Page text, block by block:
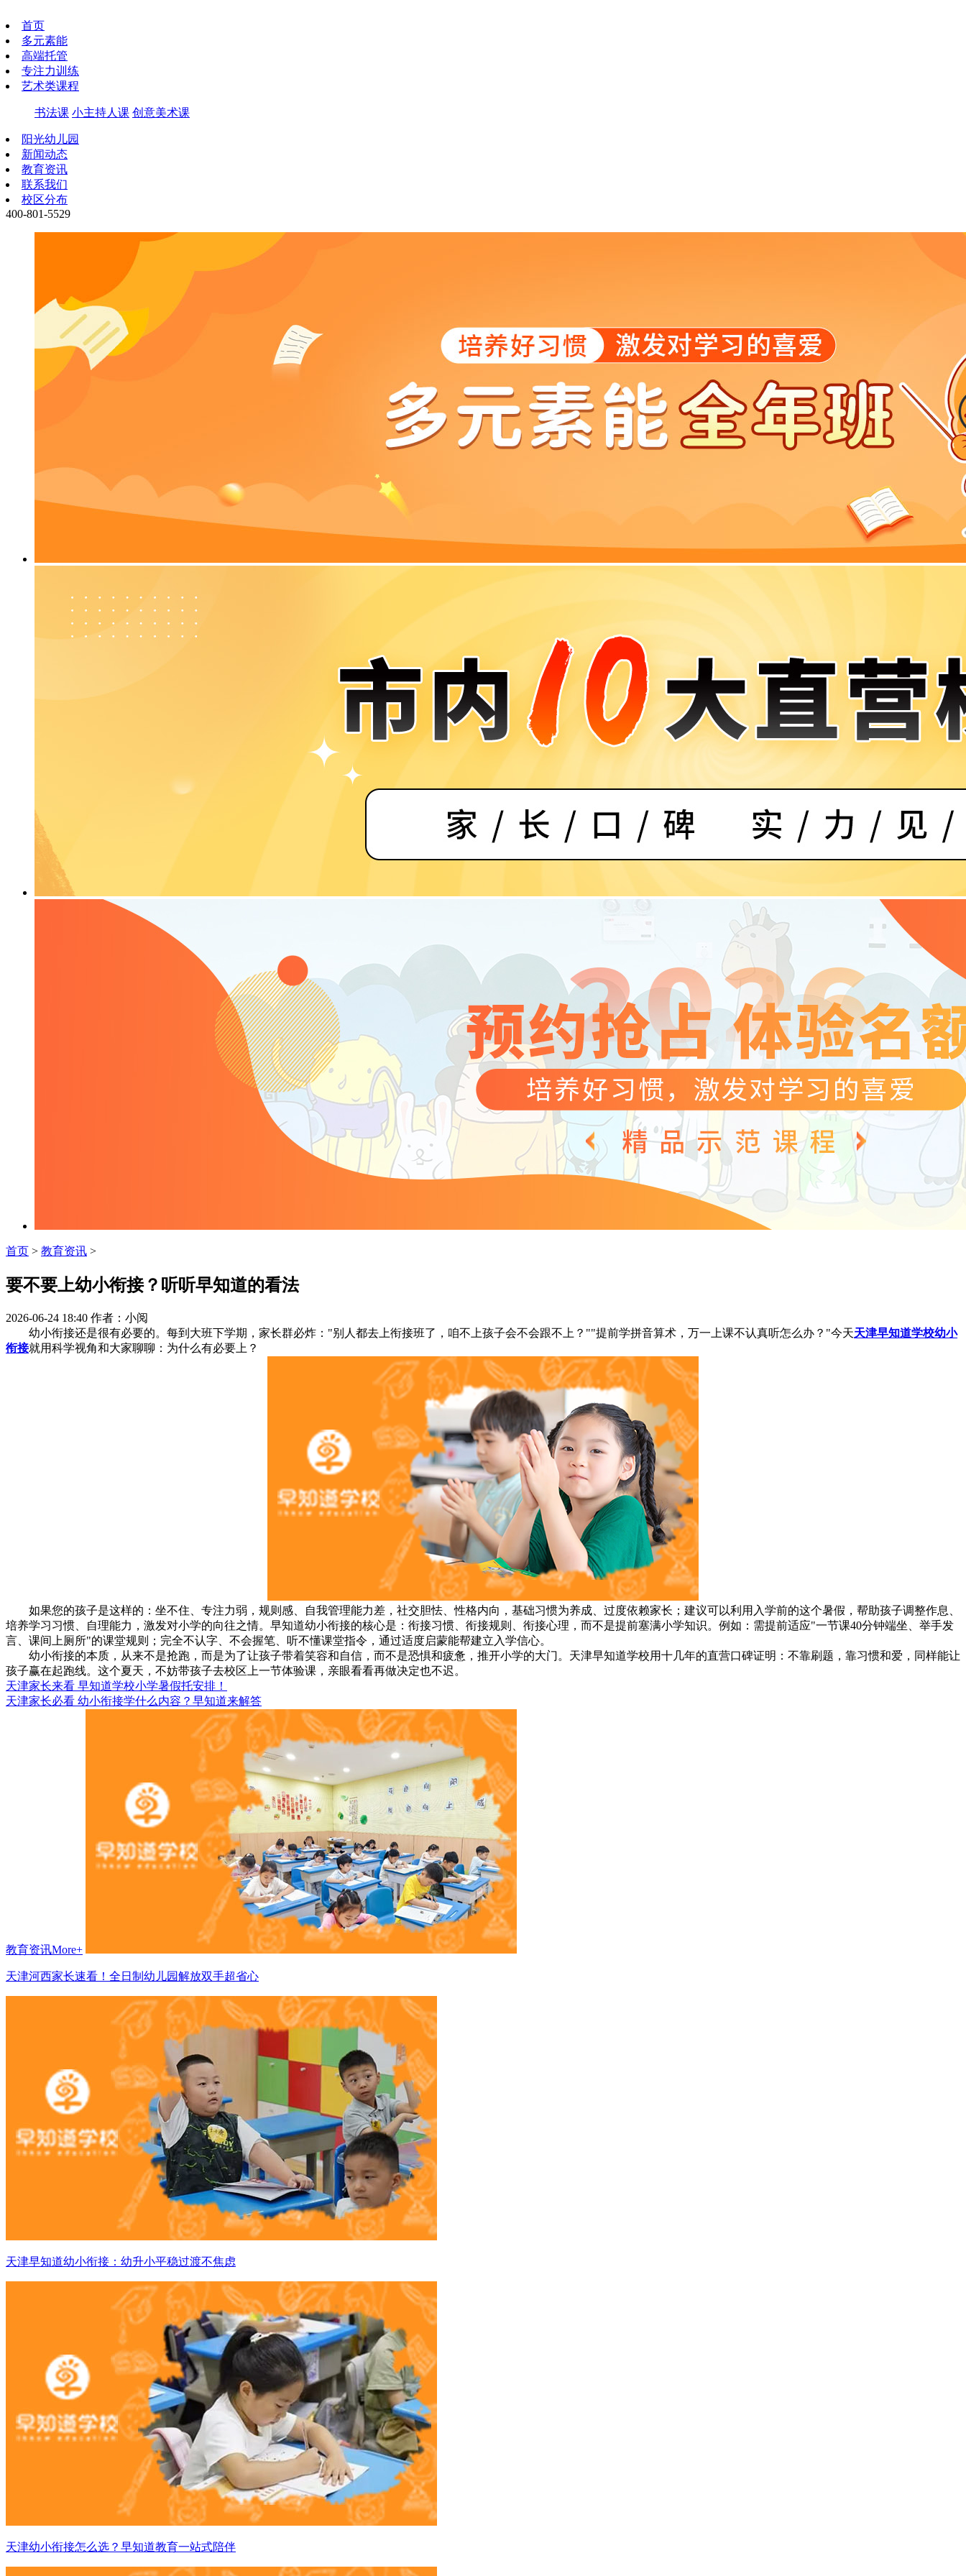
首页
多元素能
高端托管
专注力训练
艺术类课程
书法课 小主持人课 创意美术课
阳光幼儿园
新闻动态
教育资讯
联系我们
校区分布
400-801-5529
首页 > 教育资讯 >
要不要上幼小衔接？听听早知道的看法
2026-06-24 18:40 作者：小阅
幼小衔接还是很有必要的。每到大班下学期，家长群必炸："别人都去上衔接班了，咱不上孩子会不会跟不上？""提前学拼音算术，万一上课不认真听怎么办？"今天天津早知道学校幼小
衔接就用科学视角和大家聊聊：为什么有必要上？
如果您的孩子是这样的：坐不住、专注力弱，规则感、自我管理能力差，社交胆怯、性格内向，基础习惯为养成、过度依赖家长；建议可以利用入学前的这个暑假，帮助孩子调整作息、
培养学习习惯、自理能力，激发对小学的向往之情。早知道幼小衔接的核心是：衔接习惯、衔接规则、衔接心理，而不是提前塞满小学知识。例如：需提前适应"一节课40分钟端坐、举手发
言、课间上厕所"的课堂规则；完全不认字、不会握笔、听不懂课堂指令，通过适度启蒙能帮建立入学信心。
幼小衔接的本质，从来不是抢跑，而是为了让孩子带着笑容和自信，而不是恐惧和疲惫，推开小学的大门。天津早知道学校用十几年的直营口碑证明：不靠刷题，靠习惯和爱，同样能让
孩子赢在起跑线。这个夏天，不妨带孩子去校区上一节体验课，亲眼看看再做决定也不迟。
天津家长来看 早知道学校小学暑假托安排！
天津家长必看 幼小衔接学什么内容？早知道来解答
教育资讯More+
天津河西家长速看！全日制幼儿园解放双手超省心
天津早知道幼小衔接：幼升小平稳过渡不焦虑
天津幼小衔接怎么选？早知道教育一站式陪伴